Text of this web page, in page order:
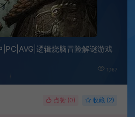
逻辑烧脑冒险解谜游戏
1,167
点赞 (0) 收藏 (2)